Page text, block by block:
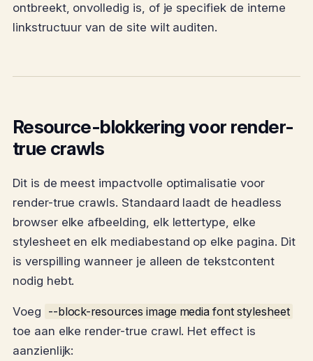
ontbreekt, onvolledig is, of je specifiek de interne
linkstructuur van de site wilt auditen.
Resource-blokkering voor render-
true crawls
Dit is de meest impactvolle optimalisatie voor
render-true crawls. Standaard laadt de headless
browser elke afbeelding, elk lettertype, elke
stylesheet en elk mediabestand op elke pagina. Dit
is verspilling wanneer je alleen de tekstcontent
nodig hebt.
Voeg --block-resources image media font stylesheet
toe aan elke render-true crawl. Het effect is
aanzienlijk: